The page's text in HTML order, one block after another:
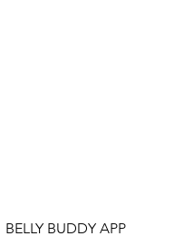
BELLY BUDDY APP